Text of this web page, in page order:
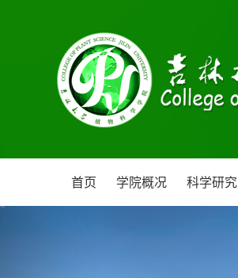
首页 学院概况 科学研究